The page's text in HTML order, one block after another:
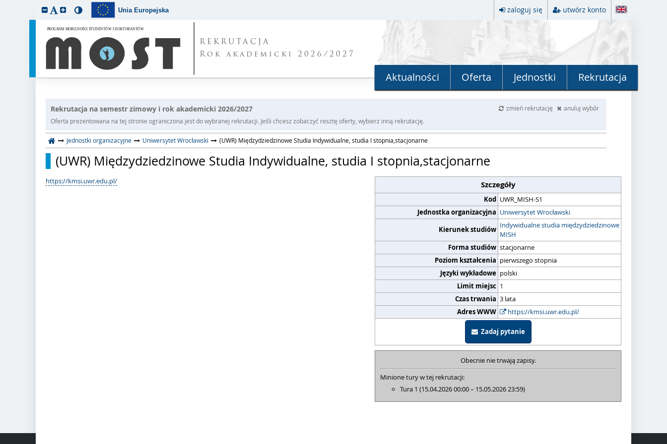
Unia Europejska zaloguj się utwórz konto
REKRUTACJA
Rok akademicki 2026/2027
Aktualności Oferta Jednostki Rekrutacja
Rekrutacja na semestr zimowy i rok akademicki 2026/2027 zmień rekrutację
anuluj wybór
Oferta prezentowana na tej stronie ograniczona jest do wybranej rekrutacji. Jeśli chcesz zobaczyć resztę oferty, wybierz inną rekrutację.
Jednostki organizacyjne Uniwersytet Wrocławski (UWR) Międzydziedzinowe Studia Indywidualne, studia I stopnia,stacjonarne
(UWR) Międzydziedzinowe Studia Indywidualne, studia I stopnia,stacjonarne
Szczegóły
Kod UWR_MISH-S1
Jednostka organizacyjna Uniwersytet Wrocławski
Kierunek studiów Indywidualne studia międzydziedzinowe
MISH
Forma studiów stacjonarne
Poziom kształcenia pierwszego stopnia
Języki wykładowe polski
Limit miejsc 1
Czas trwania 3 lata
Adres WWW
https://kmsi.uwr.edu.pl/
Zadaj pytanie
Obecnie nie trwają zapisy.
Minione tury w tej rekrutacji:
Tura 1 (15.04.2026 00:00 – 15.05.2026 23:59)
https://kmsi.uwr.edu.pl/